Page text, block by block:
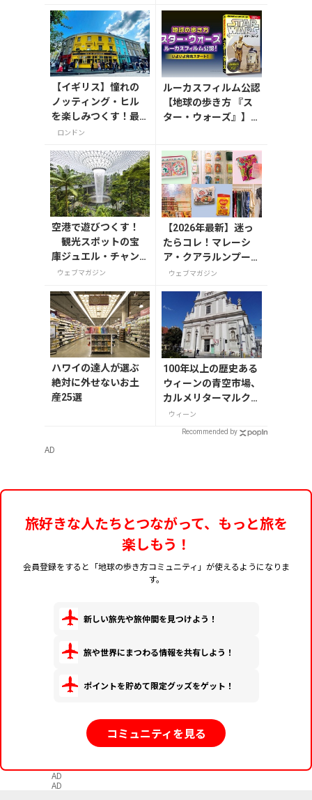
【イギリス】憧れの
ノッティング・ヒル
を楽しみつくす！最
新おすすめスポット6
ロンドン
ルーカスフィルム公認
【地球の歩き方 『ス
ター・ウォーズ』】が
の特製リバーシブル帯
付き
空港で遊びつくす！
観光スポットの宝
庫ジュエル・チャン
ギ・エアポート
ウェブマガジン
【2026年最新】迷っ
たらコレ！マレーシ
ア・クアラルンプール
で絶対買いたいお土産
ウェブマガジン
ハワイの達人が選ぶ
絶対に外せないお土
産25選
100年以上の歴史ある
ウィーンの青空市場、
カルメリターマルクト
で元気をもらおう！
ウィーン
Recommended by
AD
旅好きな人たちとつながって、もっと旅を
楽しもう！
会員登録をすると「地球の歩き方コミュニティ」が使えるようになりま
す。
新しい旅先や旅仲間を見つけよう！
旅や世界にまつわる情報を共有しよう！
ポイントを貯めて限定グッズをゲット！
コミュニティを見る
AD
AD